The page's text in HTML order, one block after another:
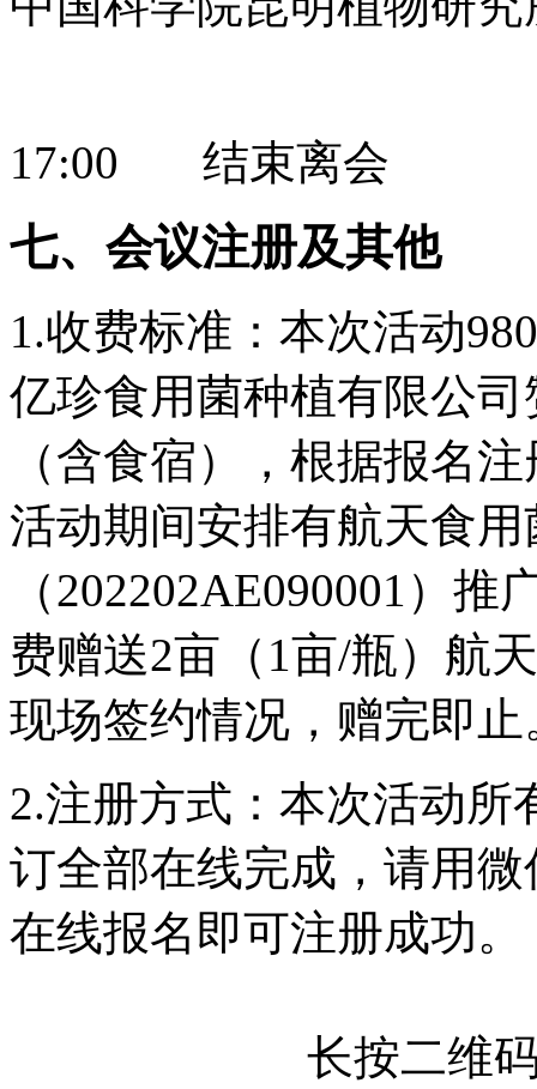
17:00 结束离会
七、会议注册及其他
1.收费标准：本次活动
亿珍食用菌种植有限公
（含食宿），根据报名
活动期间安排有航天食
（202202AE090001）
费赠送2亩（1亩/瓶）航
现场签约情况，赠完即止
2.注册方式：本次活动
订全部在线完成，请用
在线报名即可注册成功。
长按二维